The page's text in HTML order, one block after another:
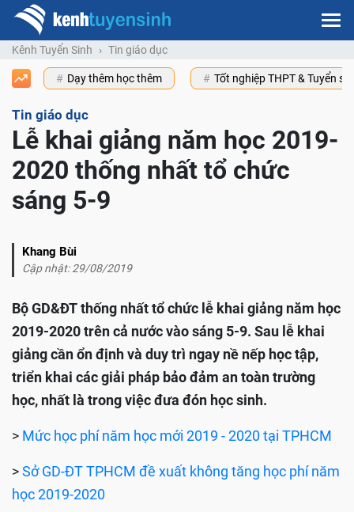
Kênh Tuyển Sinh Tin giáo dục
Dạy thêm học thêm Tốt nghiệp THPT & Tuyển
Tin giáo dục
Lễ khai giảng năm học 2019-
2020 thống nhất tổ chức
sáng 5-9
Khang Bùi
Cập nhật: 29/08/2019
Bộ GD&ĐT thống nhất tổ chức lễ khai giảng năm học
2019-2020 trên cả nước vào sáng 5-9. Sau lễ khai
giảng cần ổn định và duy trì ngay nề nếp học tập,
triển khai các giải pháp bảo đảm an toàn trường
học, nhất là trong việc đưa đón học sinh.
> Mức học phí năm học mới 2019 - 2020 tại TPHCM
>Sở GD-ĐT TPHCM đề xuất không tăng học phí năm
học 2019-2020